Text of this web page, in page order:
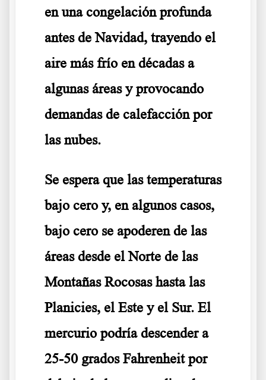
en una congelación profunda
antes de Navidad, trayendo el
aire más frío en décadas a
algunas áreas y provocando
demandas de calefacción por
las nubes.
Se espera que las temperaturas
bajo cero y, en algunos casos,
bajo cero se apoderen de las
áreas desde el Norte de las
Montañas Rocosas hasta las
Planicies, el Este y el Sur. El
mercurio podría descender a
25-50 grados Fahrenheit por